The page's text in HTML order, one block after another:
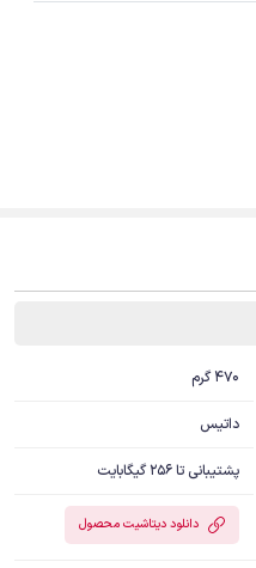
470 گرم
داتیس
پشتیبانی تا 256 گیگابایت
دانلود دیتاشیت محصول